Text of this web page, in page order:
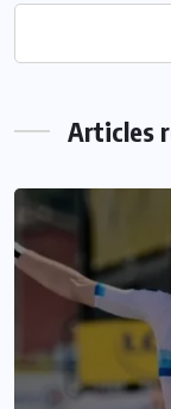
Articles